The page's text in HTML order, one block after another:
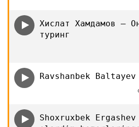
Хислат Хамдамов —
туринг
Ravshanbek Baltayev
Shoxruxbek